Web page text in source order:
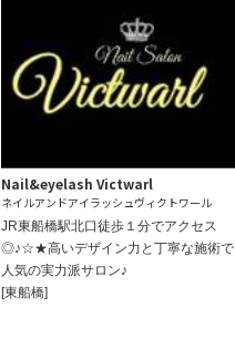
Nail&eyelash Victwarl
ネイルアンドアイラッシュヴィクトワール
JR東船橋駅北口徒歩１分でアクセス
◎♪☆★高いデザイン力と丁寧な施術で
人気の実力派サロン♪
[東船橋]